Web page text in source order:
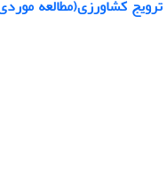
کشاورزی(مطالعه